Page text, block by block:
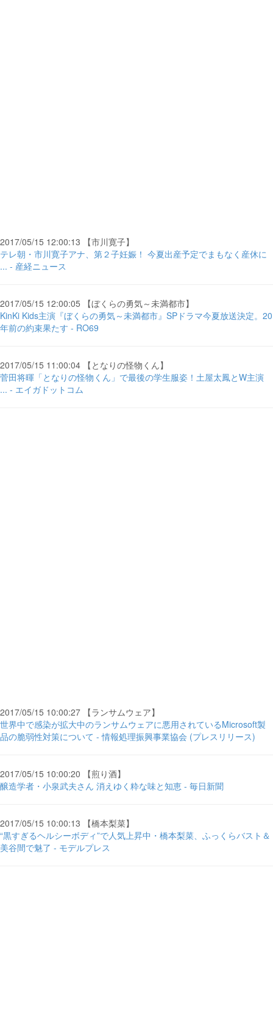
2017/05/15 12:00:13 【市川寛子】
テレ朝・市川寛子アナ、第２子妊娠！ 今夏出産予定でまもなく産休に
... - 産経ニュース
2017/05/15 12:00:05 【ぼくらの勇気～未満都市】
KinKi Kids主演『ぼくらの勇気～未満都市』SPドラマ今夏放送決定。20
年前の約束果たす - RO69
2017/05/15 11:00:04 【となりの怪物くん】
菅田将暉「となりの怪物くん」で最後の学生服姿！土屋太鳳とW主演
... - エイガドットコム
2017/05/15 10:00:27 【ランサムウェア】
世界中で感染が拡大中のランサムウェアに悪用されているMicrosoft製
品の脆弱性対策について - 情報処理振興事業協会 (プレスリリース)
2017/05/15 10:00:20 【煎り酒】
醸造学者・小泉武夫さん 消えゆく粋な味と知恵 - 毎日新聞
2017/05/15 10:00:13 【橋本梨菜】
“黒すぎるヘルシーボディ”で人気上昇中・橋本梨菜、ふっくらバスト＆
美谷間で魅了 - モデルプレス